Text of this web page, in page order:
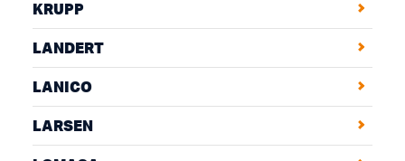
KRUPP
LANDERT
LANICO
LARSEN